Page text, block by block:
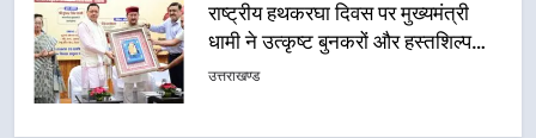
राष्ट्रीय हथकरघा दिवस पर मुख्यमंत्री
धामी ने उत्कृष्ट बुनकरों और हस्तशिल्प
कारीगरों को किया सम्मानित
उत्तराखण्ड